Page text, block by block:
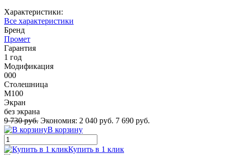
Характеристики:
Все характеристики
Бренд
Промет
Гарантия
1 год
Модификация
000
Столешница
M100
Экран
без экрана
9 730 руб. Экономия: 2 040 руб. 7 690 руб.
В корзину
Купить в 1 клик